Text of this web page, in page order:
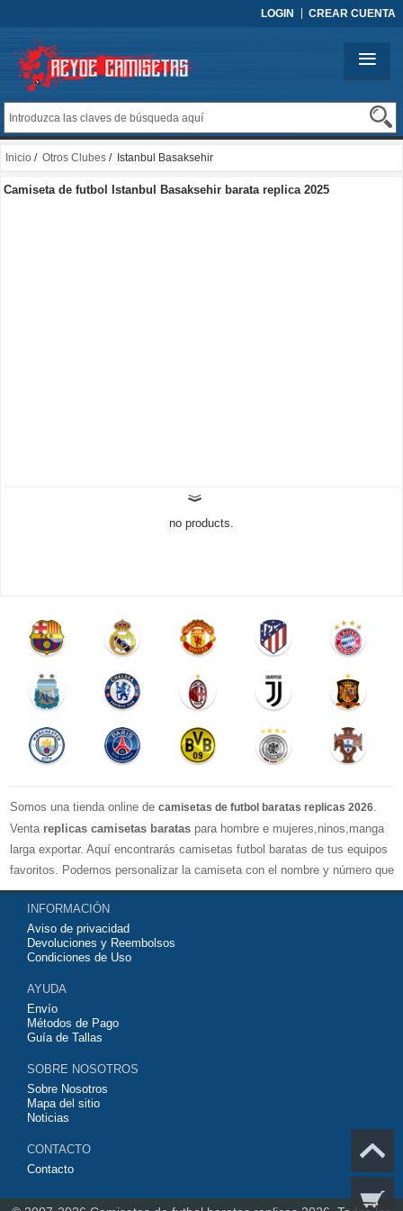
LOGIN CREAR CUENTA
Inicio / Otros Clubes / Istanbul Basaksehir
Camiseta de futbol Istanbul Basaksehir barata replica 2025
no products.
Somos una tienda online de camisetas de futbol baratas replicas 2026.
Venta replicas camisetas baratas para hombre e mujeres,ninos,manga
larga exportar. Aquí encontrarás camisetas futbol baratas de tus equipos
favoritos. Podemos personalizar la camiseta con el nombre y número que
quieras. Nuestrascamisetas de futbol replicasson de máxima calidad
tailandesa por lo que estamos convencidos que quedarás muy satisfecho
con ella. Estas camisetas tienen un tejido transpirable por lo que te
servirán para jugar al fútbol o simplemente para animar a tu equipo
contáctanos y haremos lo posible para conseguirtela lo más barata
posible.
INFORMACIÓN
Aviso de privacidad
Devoluciones y Reembolsos
Condiciones de Uso
AYUDA
Envío
Métodos de Pago
Guía de Tallas
SOBRE NOSOTROS
Sobre Nosotros
Mapa del sitio
Noticias
CONTACTO
Contacto